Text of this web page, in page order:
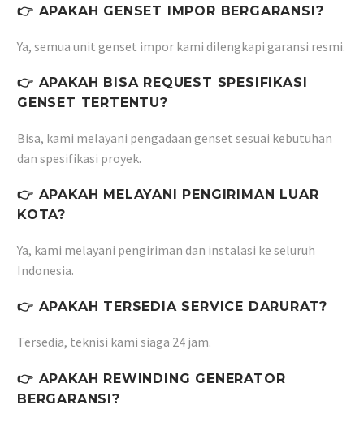
👉 APAKAH GENSET IMPOR BERGARANSI?
Ya, semua unit genset impor kami dilengkapi garansi resmi.
👉 APAKAH BISA REQUEST SPESIFIKASI
GENSET TERTENTU?
Bisa, kami melayani pengadaan genset sesuai kebutuhan
dan spesifikasi proyek.
👉 APAKAH MELAYANI PENGIRIMAN LUAR
KOTA?
Ya, kami melayani pengiriman dan instalasi ke seluruh
Indonesia.
👉 APAKAH TERSEDIA SERVICE DARURAT?
Tersedia, teknisi kami siaga 24 jam.
👉 APAKAH REWINDING GENERATOR
BERGARANSI?